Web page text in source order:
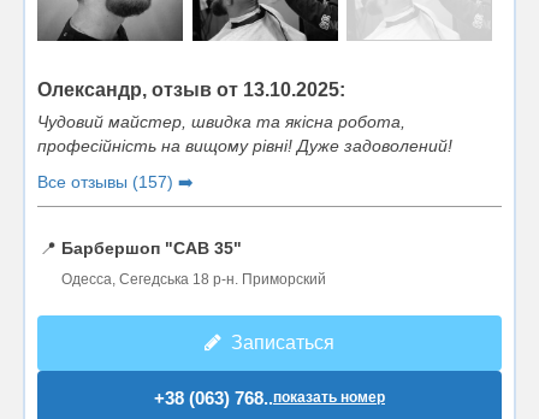
Олександр, отзыв от 13.10.2025:
Чудовий майстер, швидка та якісна робота,
професійність на вищому рівні! Дуже задоволений!
Все отзывы (157) ➡️
📍 Барбершоп "CAB 35"
Одесса, Сегедська 18 р-н. Приморский
Записаться
+38 (063) 768..показать номер